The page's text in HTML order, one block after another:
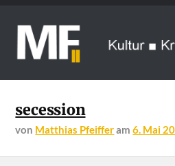
secession
von Matthias Pfeifferam6. Mai